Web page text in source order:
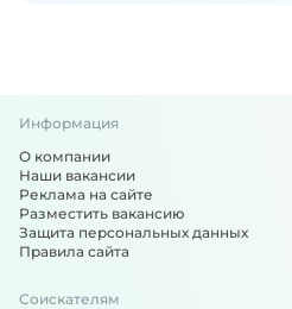
Информация
О компании
Наши вакансии
Реклама на сайте
Разместить вакансию
Защита персональных данных
Правила сайта
Соискателям